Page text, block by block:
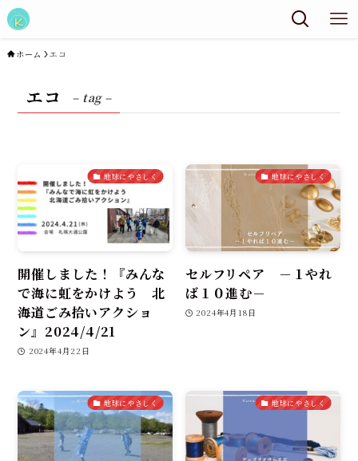
ホーム エコ
エコ – tag –
地球にやさしく
開催しました！『みんな
で海に虹をかけよう 北
海道ごみ拾いアクショ
ン』2024/4/21
2024年4月22日
地球にやさしく
セルフリペア －１やれ
ば１０進む－
2024年4月18日
地球にやさしく 地球にやさしく